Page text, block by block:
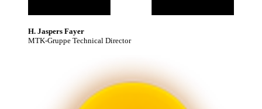
H. Jaspers Fayer
MTK-Gruppe Technical Director